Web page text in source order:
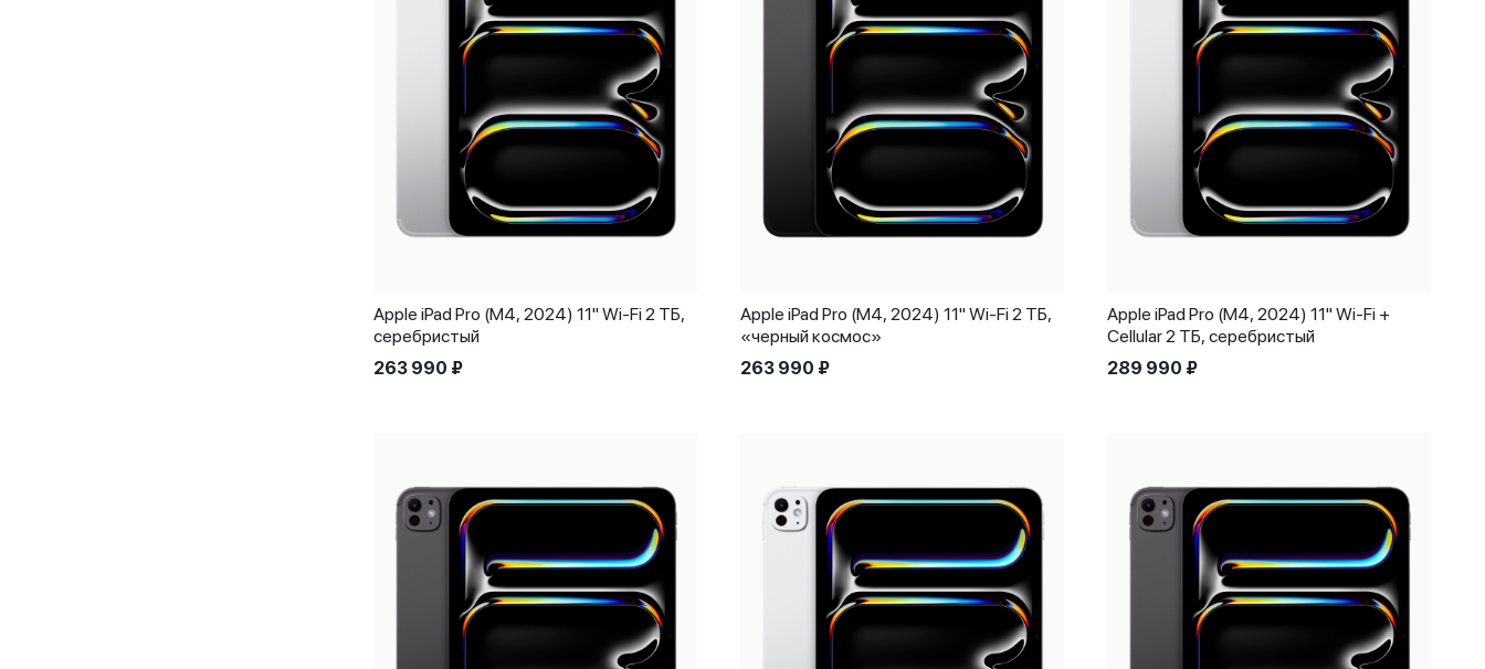
Apple iPad Pro (M4, 2024) 11" Wi-Fi 2 ТБ,
серебристый
263 990 ₽
Apple iPad Pro (M4, 2024) 11" Wi-Fi 2 ТБ,
«черный космос»
263 990 ₽
Apple iPad Pro (M4, 2024) 11" Wi-Fi +
Cellular 2 ТБ, серебристый
289 990 ₽